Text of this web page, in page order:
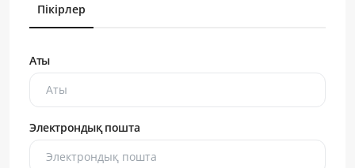
Пікірлер
Аты
Электрондық пошта